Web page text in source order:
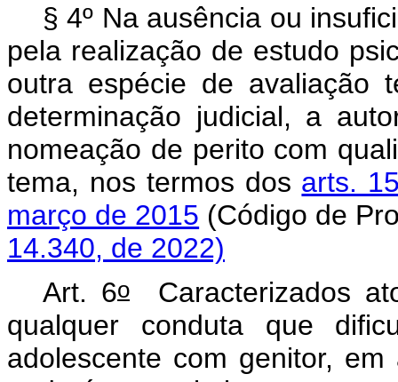
§ 4º Na ausência ou
pela realização de estudo
outra espécie de avaliação
determinação judicial, a
nomeação de perito com
tema, nos termos dos arts.
março de 2015 (Código de
14.340, de 2022)
Art. 6o Caracterizados
qualquer conduta que
adolescente com genitor,